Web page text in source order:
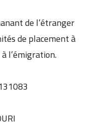
de l’étranger
de placement à
l’émigration.